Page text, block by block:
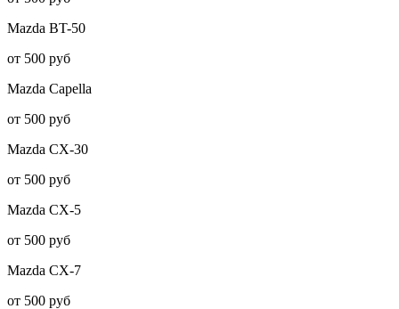
Mazda BT-50
от 500 руб
Mazda Capella
от 500 руб
Mazda CX-30
от 500 руб
Mazda CX-5
от 500 руб
Mazda CX-7
от 500 руб